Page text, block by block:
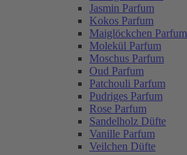
Jasmin Parfum
Kokos Parfum
Maiglöckchen Parfum
Molekül Parfum
Moschus Parfum
Oud Parfum
Patchouli Parfum
Pudriges Parfum
Rose Parfum
Sandelholz Düfte
Vanille Parfum
Veilchen Düfte